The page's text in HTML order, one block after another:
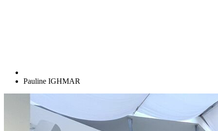
Pauline IGHMAR